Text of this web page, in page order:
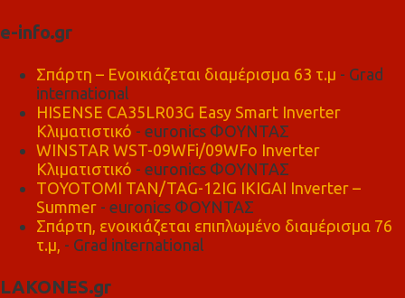
e-info.gr
Σπάρτη – Ενοικιάζεται διαμέρισμα 63 τ.μ - Grad
international
HISENSE CA35LR03G Easy Smart Inverter
Κλιματιστικό - euronics ΦΟΥΝΤΑΣ
WINSTAR WST-09WFi/09WFo Inverter
Κλιματιστικό - euronics ΦΟΥΝΤΑΣ
TOYOTOMI TAN/TAG-12IG IKIGAI Inverter –
Summer - euronics ΦΟΥΝΤΑΣ
Σπάρτη, ενοικιάζεται επιπλωμένο διαμέρισμα 76
τ.μ, - Grad international
LAKONES.gr